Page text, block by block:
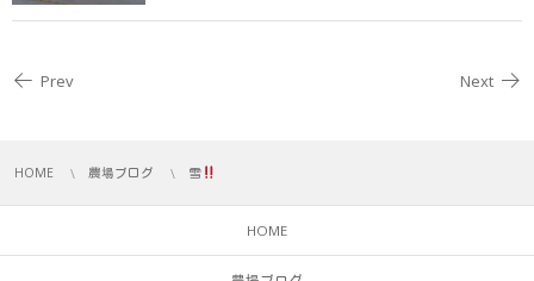
Prev Next
HOME 農場ブログ 雪
HOME